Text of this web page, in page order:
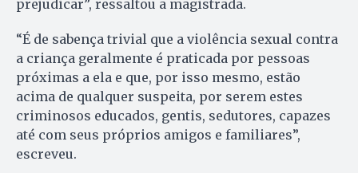
prejudicar”, ressaltou a magistrada.
“É de sabença trivial que a violência sexual contra
a criança geralmente é praticada por pessoas
próximas a ela e que, por isso mesmo, estão
acima de qualquer suspeita, por serem estes
criminosos educados, gentis, sedutores, capazes
até com seus próprios amigos e familiares”,
escreveu.